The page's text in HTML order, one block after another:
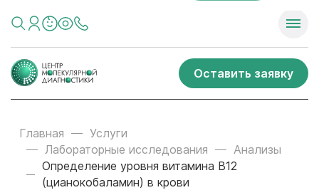
Оставить заявку
Главная
Услуги
Лабораторные исследования
Анализы
Определение уровня витамина В12
(цианокобаламин) в крови